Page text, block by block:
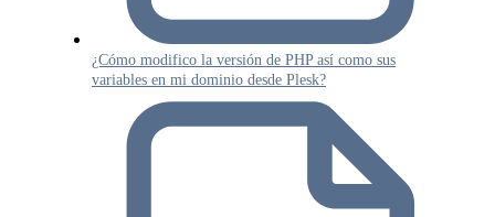
¿Cómo modifico la versión de PHP así como sus
variables en mi dominio desde Plesk?